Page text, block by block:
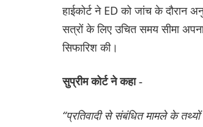
हाईकोर्ट ने ED को जांच के दौरान
सत्रों के लिए उचित समय सीमा
सिफारिश की।
सुप्रीम कोर्ट ने कहा -
“प्रतिवादी से संबंधित मामले के